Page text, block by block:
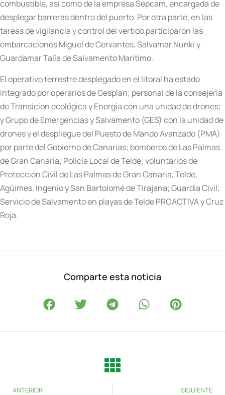
combustible, así como de la empresa Sepcam, encargada de
desplegar barreras dentro del puerto. Por otra parte, en las
tareas de vigilancia y control del vertido participaron las
embarcaciones Miguel de Cervantes, Salvamar Nunki y
Guardamar Talía de Salvamento Marítimo.
El operativo terrestre desplegado en el litoral ha estado
integrado por operarios de Gesplan; personal de la consejería
de Transición ecológica y Energía con una unidad de drones;
y Grupo de Emergencias y Salvamento (GES) con la unidad de
drones y el despliegue del Puesto de Mando Avanzado (PMA)
por parte del Gobierno de Canarias; bomberos de Las Palmas
de Gran Canaria; Policía Local de Telde; voluntarios de
Protección Civil de Las Palmas de Gran Canaria, Telde,
Agüimes, Ingenio y San Bartolomé de Tirajana; Guardia Civil;
Servicio de Salvamento en playas de Telde PROACTIVA y Cruz
Roja.
Comparte esta noticia
ANTERIOR SIGUIENTE